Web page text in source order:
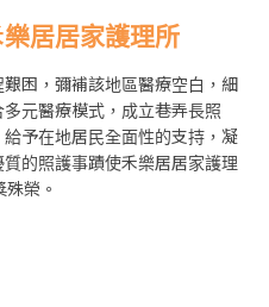
居居家護理所
困，彌補該地區醫療空白，細
元醫療模式，成立巷弄長照
予在地居民全面性的支持，凝
的照護事蹟使禾樂居居家護理
榮。